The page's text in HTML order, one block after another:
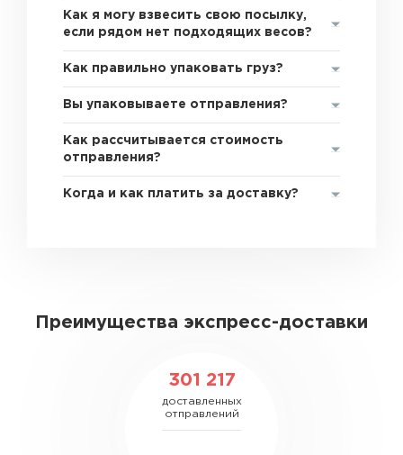
Как я могу взвесить свою посылку,
если рядом нет подходящих весов?
Как правильно упаковать груз?
Вы упаковываете отправления?
Как рассчитывается стоимость
отправления?
Когда и как платить за доставку?
Преимущества экспресс-доставки
301 217
доставленных
отправлений